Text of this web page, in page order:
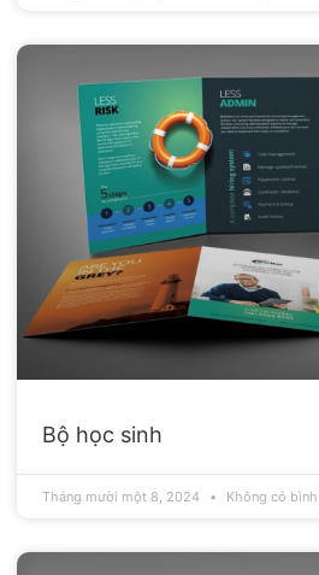
Bộ học sinh
Tháng mười một 8, 2024 Không có